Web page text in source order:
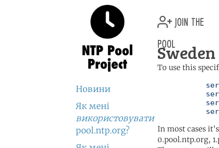
Новини
Як мені
використовувати
pool.ntp.org?
join the
pool
To use this
In most cases
0.pool.ntp.org,